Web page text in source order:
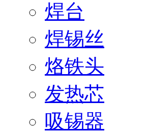
焊台
焊锡丝
烙铁头
发热芯
吸锡器